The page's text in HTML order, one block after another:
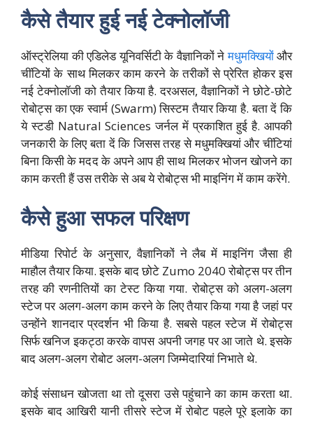
कैसे तैयार हुई नई टेक्नोलॉजी
ऑस्ट्रेलिया की एडिलेड यूनिवर्सिटी के वैज्ञानिकों नेमधुमक्खियोंऔर
चींटियों के साथ मिलकर काम करने के तरीकों से प्रेरित होकर इस
नई टेक्नोलॉजी को तैयार किया है. दरअसल, वैज्ञानिकों ने छोटे-छोटे
रोबोट्स का एक स्वार्म (Swarm) सिस्टम तैयार किया है. बता दें कि
ये स्टडी Natural Sciences जर्नल में प्रकाशित हुई है. आपकी
जनकारी के लिए बता दें कि जिसस तरह से मधुमक्खियां और चींटियां
बिना किसी के मदद के अपने आप ही साथ मिलकर भोजन खोजने का
काम करती हैं उस तरीके से अब ये रोबोट्स भी माइनिंग में काम करेंगे.
कैसे हुआ सफल परिक्षण
मीडिया रिपोर्ट के अनुसार, वैज्ञानिकों ने लैब में माइनिंग जैसा ही
माहौल तैयार किया. इसके बाद छोटे Zumo 2040 रोबोट्स पर तीन
तरह की रणनीतियों का टेस्ट किया गया. रोबोट्स को अलग-अलग
स्टेज पर अलग-अलग काम करने के लिए तैयार किया गया है जहां पर
उन्होंने शानदार प्रदर्शन भी किया है. सबसे पहल स्टेज में रोबोट्स
सिर्फ खनिज इकट्ठा करके वापस अपनी जगह पर आ जाते थे. इसके
बाद अलग-अलग रोबोट अलग-अलग जिम्मेदारियां निभाते थे.
कोई संसाधन खोजता था तो दूसरा उसे पहुंचाने का काम करता था.
इसके बाद आखिरी यानी तीसरे स्टेज में रोबोट पहले पूरे इलाके का